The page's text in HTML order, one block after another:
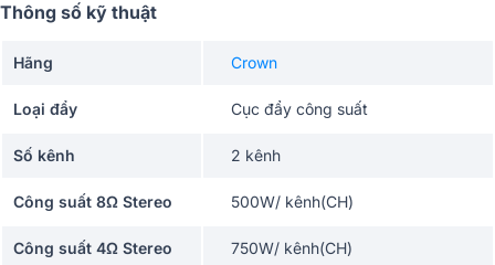
Thông số kỹ thuật
Hãng Crown
Loại đẩy Cục đẩy công suất
Số kênh 2 kênh
Công suất 8Ω Stereo 500W/ kênh(CH)
Công suất 4Ω Stereo 750W/ kênh(CH)